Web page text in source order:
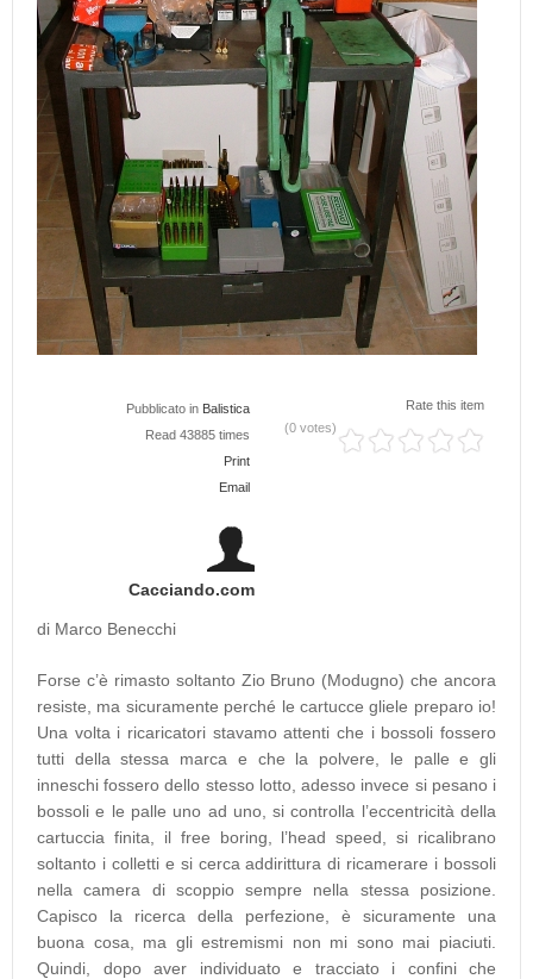
Pubblicato in Balistica
Read 43885 times
Print
Email
Rate this item
(0 votes)
Cacciando.com
di Marco Benecchi
Forse c’è rimasto soltanto Zio Bruno (Modugno) che ancora
resiste, ma sicuramente perché le cartucce gliele preparo io!
Una volta i ricaricatori stavamo attenti che i bossoli fossero
tutti della stessa marca e che la polvere, le palle e gli
inneschi fossero dello stesso lotto, adesso invece si pesano i
bossoli e le palle uno ad uno, si controlla l’eccentricità della
cartuccia finita, il free boring, l’head speed, si ricalibrano
soltanto i colletti e si cerca addirittura di ricamerare i bossoli
nella camera di scoppio sempre nella stessa posizione.
Capisco la ricerca della perfezione, è sicuramente una
buona cosa, ma gli estremismi non mi sono mai piaciuti.
Quindi, dopo aver individuato e tracciato i confini che